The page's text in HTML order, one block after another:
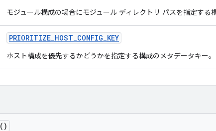
モジュール構成の場合にモジュール ディレクトリ パスを指定する
PRIORITIZE_HOST_CONFIG_KEY
ホスト構成を優先するかどうかを指定する構成のメタデータキー。
()